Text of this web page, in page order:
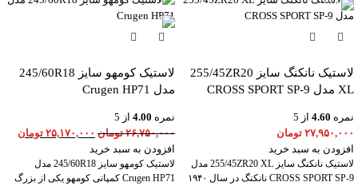
لاستیک نانکنگ سایز 255/45ZR20
XL مدل CROSS SPORT SP-9
نمره 4.60 از 5
۲۷,۹۵۰,۰۰۰ تومان
افزودن به سبد خرید
لاستیک نانکنگ سایز 255/45ZR20 XL مدل
CROSS SPORT SP-9 نانکنگ در سال ۱۹۴۰
-6%
لاستیک کومهو سایز 245/60R18
مدل Crugen HP71
نمره 4.00 از 5
۲۶,۷۵۰,۰۰۰ تومان ۲۵,۱۷۰,۰۰۰ تومان
افزودن به سبد خرید
لاستیک کومهو سایز 245/60R18 مدل
Crugen HP71 کمپانی کومهو یکی از بزرگ